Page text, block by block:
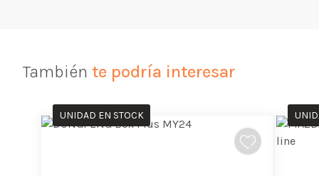
También te podría interesar
UNIDAD EN STOCK